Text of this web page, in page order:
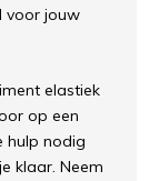
voor jouw
elastiek
op een
hulp nodig
klaar. Neem